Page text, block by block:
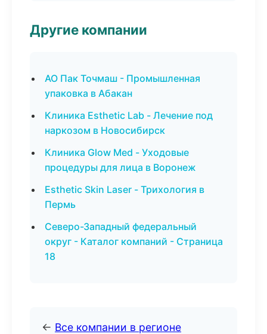
Другие компании
АО Пак Точмаш - Промышленная
упаковка в Абакан
Клиника Esthetic Lab - Лечение под
наркозом в Новосибирск
Клиника Glow Med - Уходовые
процедуры для лица в Воронеж
Esthetic Skin Laser - Трихология в
Пермь
Северо-Западный федеральный
округ - Каталог компаний - Страница
18
← Все компании в регионе